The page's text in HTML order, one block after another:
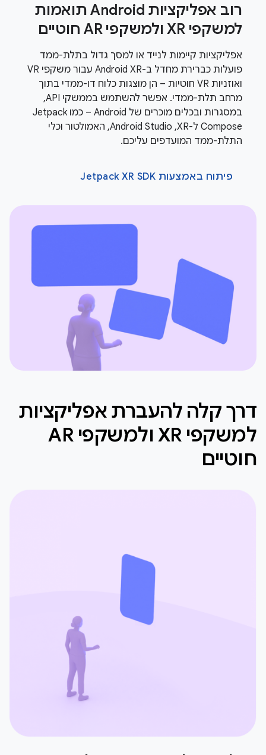
רוב אפליקציות Android תואמות
למשקפי XR ולמשקפי AR חוטיים
אפליקציות קיימות לנייד או למסך גדול בתלת-ממד
פועלות כברירת מחדל ב-Android XR עבור משקפי VR
ואוזניות VR חוטיות – הן מוצגות כלוח דו-ממדי בתוך
מרחב תלת-ממדי. אפשר להשתמש בממשקי API,
במסגרות ובכלים מוכרים של Android – כמו Jetpack
Compose ל-XR,‏ Android Studio, האמולטור וכלי
התלת-ממד המועדפים עליכם.
פיתוח באמצעות Jetpack XR SDK
דרך קלה להעברת אפליקציות
למשקפי XR ולמשקפי AR
חוטיים